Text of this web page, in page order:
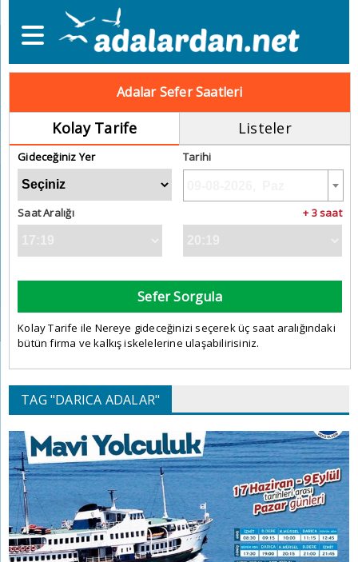
Adalar Sefer Saatleri
Kolay Tarife Listeler
Gideceğiniz Yer Tarihi
Saat Aralığı + 3 saat
Sefer Sorgula
Kolay Tarife ile Nereye gideceğinizi seçerek üç saat aralığındaki
bütün firma ve kalkış iskelelerine ulaşabilirisiniz.
TAG "DARICA ADALAR"